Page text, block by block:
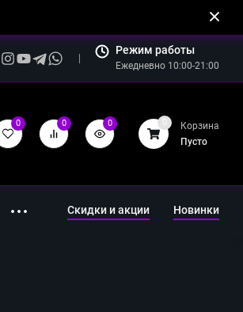
Режим работы
Ежедневно 10:00-21:00
0 0 0 0
Корзина
Пусто
Скидки и акции Новинки